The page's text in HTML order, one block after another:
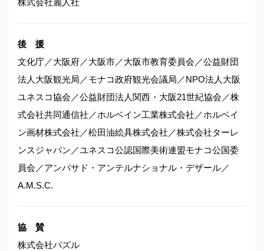
株式会社麗人社
後 援
文化庁／大阪府／大阪市／大阪市教育委員会／公益財団
法人大阪観光局／モナコ政府観光会議局／NPO法人大阪
ユネスコ協会／公益財団法人関西・大阪21世紀協会／株
式会社共同通信社／ホルベイン工業株式会社／ホルベイ
ン画材株式会社／松田油絵具株式会社／株式会社ターレ
ンスジャパン／ユネスコ公認国際美術連盟モナコ公国委
員会／アンバサド・アンテルナショナル・デザール／
A.M.S.C.
協 賛
株式会社パズル